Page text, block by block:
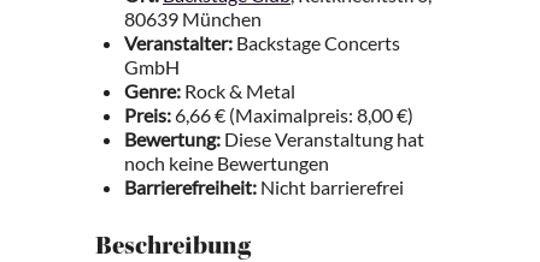
80639 München
Veranstalter: Backstage Concerts
GmbH
Genre: Rock & Metal
Preis:6,66 € (Maximalpreis: 8,00 €)
Bewertung: Diese Veranstaltung hat
noch keine Bewertungen
Barrierefreiheit: Nicht barrierefrei
Beschreibung